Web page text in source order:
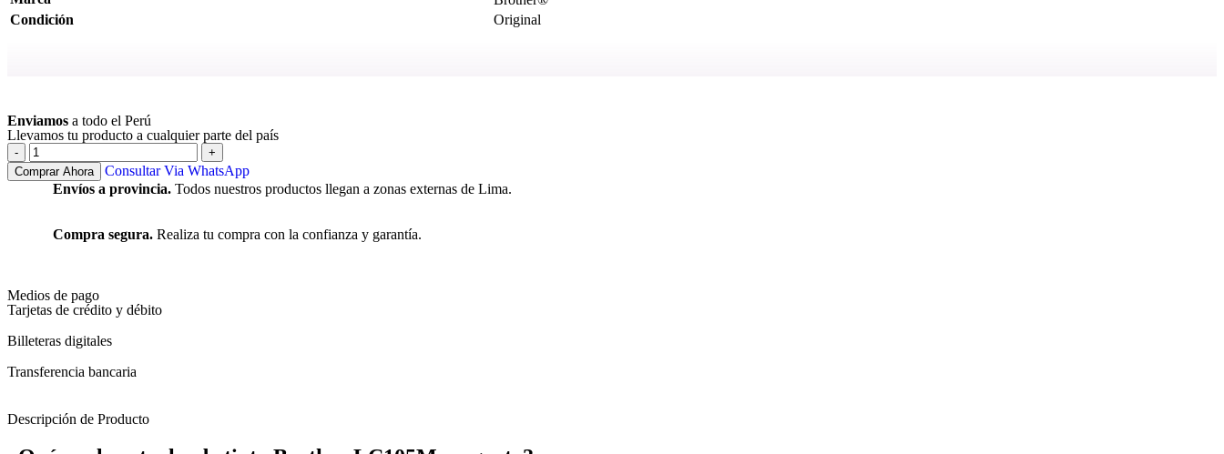
Condición
Original
Enviamos a todo el Perú
Llevamos tu producto a cualquier parte del país
Comprar Ahora
Consultar Via WhatsApp
Envíos a provincia. Todos nuestros productos llegan a zonas externas de Lima.
Compra segura. Realiza tu compra con la confianza y garantía.
Medios de pago
Tarjetas de crédito y débito
Billeteras digitales
Transferencia bancaria
Descripción de Producto